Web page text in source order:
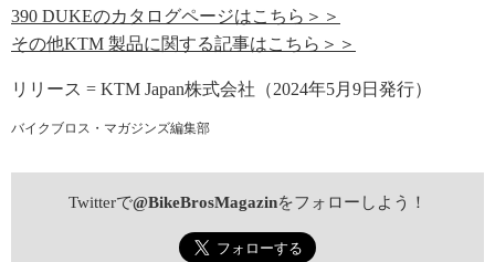
390 DUKEのカタログページはこちら＞＞
その他KTM 製品に関する記事はこちら＞＞
リリース = KTM Japan株式会社（2024年5月9日発行）
バイクブロス・マガジンズ編集部
Twitterで@BikeBrosMagazinをフォローしよう！